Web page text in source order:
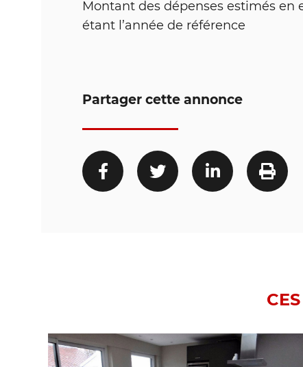
Montant des dépenses estimés en
étant l’année de référence
Partager cette annonce